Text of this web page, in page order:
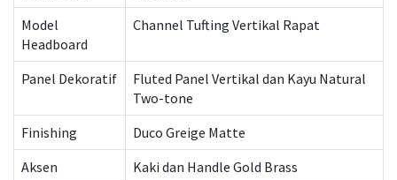
Model
Headboard
Channel Tufting Vertikal Rapat
Panel Dekoratif
Fluted Panel Vertikal dan Kayu Natural
Two-tone
Finishing
Duco Greige Matte
Aksen
Kaki dan Handle Gold Brass